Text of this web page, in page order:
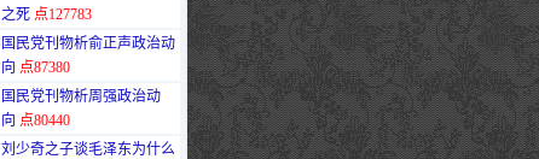
之死 点127783
国民党刊物析俞正声政治动
向 点87380
国民党刊物析周强政治动
向 点80440
刘少奇之子谈毛泽东为什么